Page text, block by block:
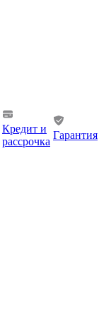
Кредит и
рассрочка
Гарантия